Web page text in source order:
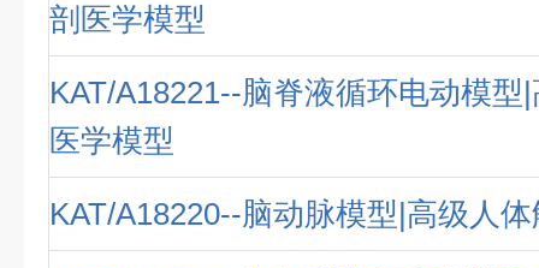
剖医学模型
KAT/A18221--脑脊液循环电动模型
医学模型
KAT/A18220--脑动脉模型|高级人